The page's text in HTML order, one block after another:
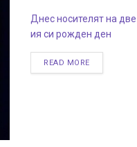
Днес носителят на
ия си рожден ден
READ MORE